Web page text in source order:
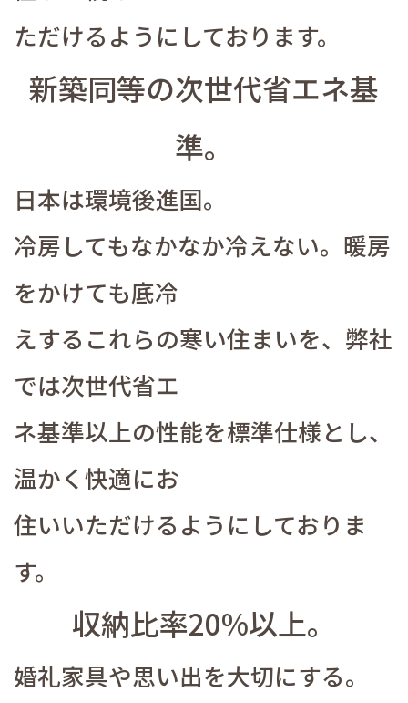
ただけるようにしております。
新築同等の次世代省エネ基
準。
日本は環境後進国。
冷房してもなかなか冷えない。暖房
をかけても底冷
えするこれらの寒い住まいを、弊社
では次世代省エ
ネ基準以上の性能を標準仕様とし、
温かく快適にお
住いいただけるようにしておりま
す。
収納比率20%以上。
婚礼家具や思い出を大切にする。